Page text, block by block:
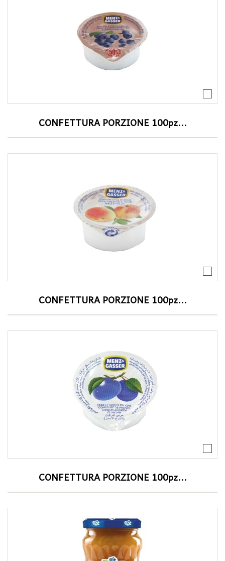
CONFETTURA PORZIONE 100pz...
CONFETTURA PORZIONE 100pz...
CONFETTURA PORZIONE 100pz...